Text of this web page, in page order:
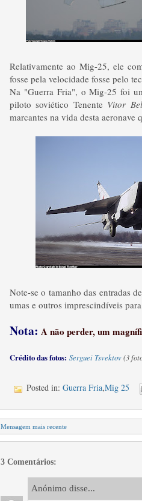
Relativamente ao Mig-25, ele
fosse pela velocidade fosse pelo
Na "Guerra Fria", o Mig-25 foi
piloto soviético Tenente Vitor
marcantes na vida desta aeronave
Note-se o tamanho das entradas
umas e outros imprescindíveis
Nota: A não perder, um
Crédito das fotos: Serguei Tsvektov(3
Posted in: Guerra Fria,Mig 25
Mensagem mais recente
3 Comentários:
Anónimo disse...